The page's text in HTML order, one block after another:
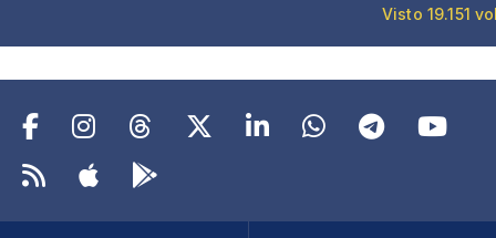
Visto 19.151